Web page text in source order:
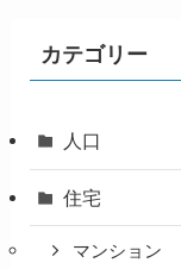
カテゴリー
人口
住宅
マンション